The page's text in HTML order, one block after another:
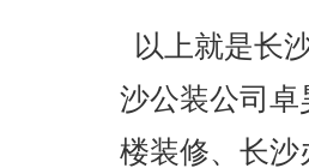
以上就是长
沙公装公司
楼装修、长